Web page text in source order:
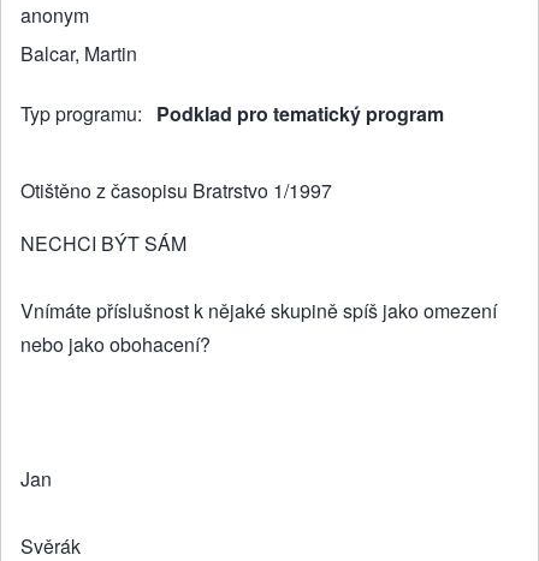
anonym
Balcar, Martin
Typ programu Podklad pro tematický program
Otištěno z časopisu Bratrstvo 1/1997
NECHCI BÝT SÁM
Vnímáte příslušnost k nějaké skupině spíš jako omezení
nebo jako obohacení?
Jan
Svěrák